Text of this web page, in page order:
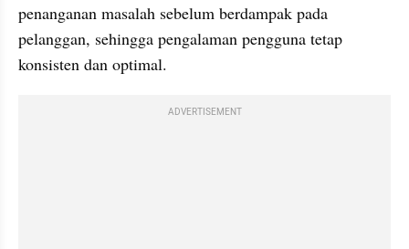
penanganan masalah sebelum berdampak pada
pelanggan, sehingga pengalaman pengguna tetap
konsisten dan optimal.
ADVERTISEMENT